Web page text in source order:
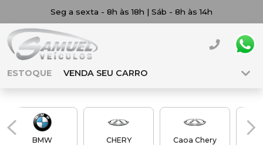
Seg a sexta - 8h às 18h | Sáb - 8h às 14h
ESTOQUE VENDA SEU CARRO
BMW CHERY Caoa Chery